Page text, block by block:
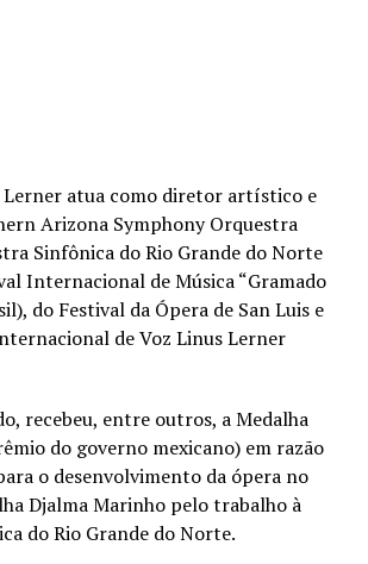
Lerner atua como diretor artístico e
Arizona Symphony Orquestra
Sinfônica do Rio Grande do Norte
Internacional de Música “Gramado
do Festival da Ópera de San Luis e
de Voz Linus Lerner
recebeu, entre outros, a Medalha
do governo mexicano) em razão
o desenvolvimento da ópera no
Djalma Marinho pelo trabalho à
do Rio Grande do Norte.